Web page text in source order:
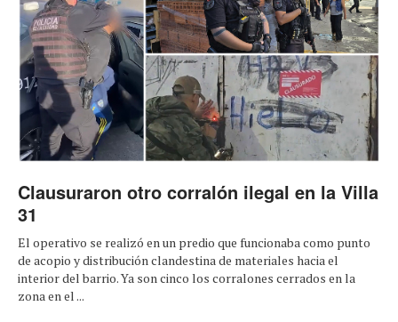
Clausuraron otro corralón ilegal en la Villa
31
El operativo se realizó en un predio que funcionaba como punto
de acopio y distribución clandestina de materiales hacia el
interior del barrio. Ya son cinco los corralones cerrados en la
zona en el ...